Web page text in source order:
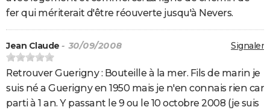
fer qui mériterait d'être réouverte jusqu'à Nevers.
Signaler
Jean Claude - 30/09/2008
Retrouver Guerigny : Bouteille à la mer. Fils de marin je
suis né a Guerigny en 1950 mais je n'en connais rien car
parti à 1 an. Y passant le 9 ou le 10 octobre 2008 (je suis